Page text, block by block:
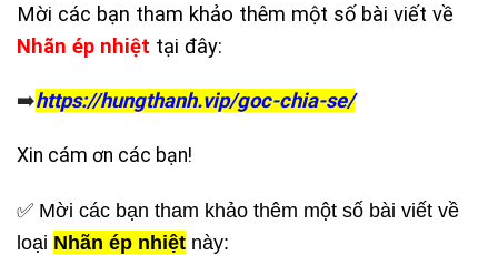
Mời các bạn tham khảo thêm một số bài viết về
Nhãn ép nhiệt tại đây:
➡️https://hungthanh.vip/goc-chia-se/
Xin cám ơn các bạn!
✅ Mời các bạn tham khảo thêm một số bài viết về
loại Nhãn ép nhiệt này: